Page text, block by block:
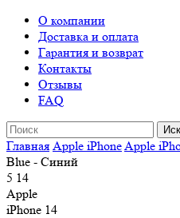
О компании
Доставка и оплата
Гарантия и возврат
Контакты
Отзывы
FAQ
Главная Apple iPhoneApple
Blue - Синий
5 14
Apple
iPhone 14